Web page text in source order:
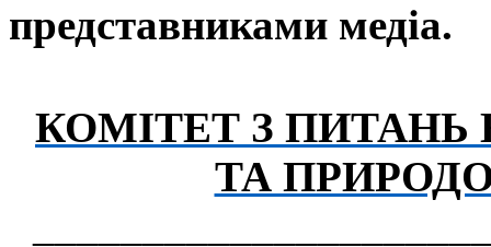
представниками медіа.
КОМІТЕТ З ПИТАНЬ
ТА